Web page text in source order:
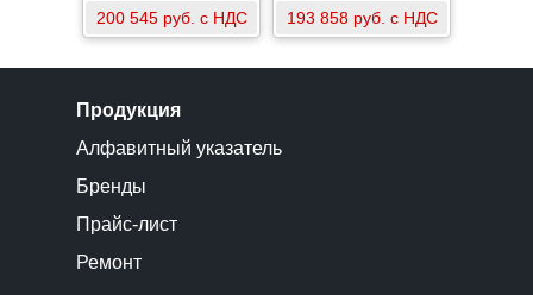
200 545 руб. с НДС 193 858 руб. с НДС
Продукция
Алфавитный указатель
Бренды
Прайс-лист
Ремонт